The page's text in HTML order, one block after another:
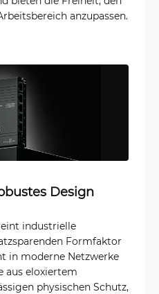
anzupassen.
Design
industrielle
Formfaktor
in moderne Netzwerke
aus eloxiertem
physischen Schutz,